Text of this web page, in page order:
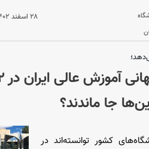
۲۸ اسفند ۱۴۰۲ - ۱۳:۰۰
جا ماندند؟
کشور توانسته‌اند در